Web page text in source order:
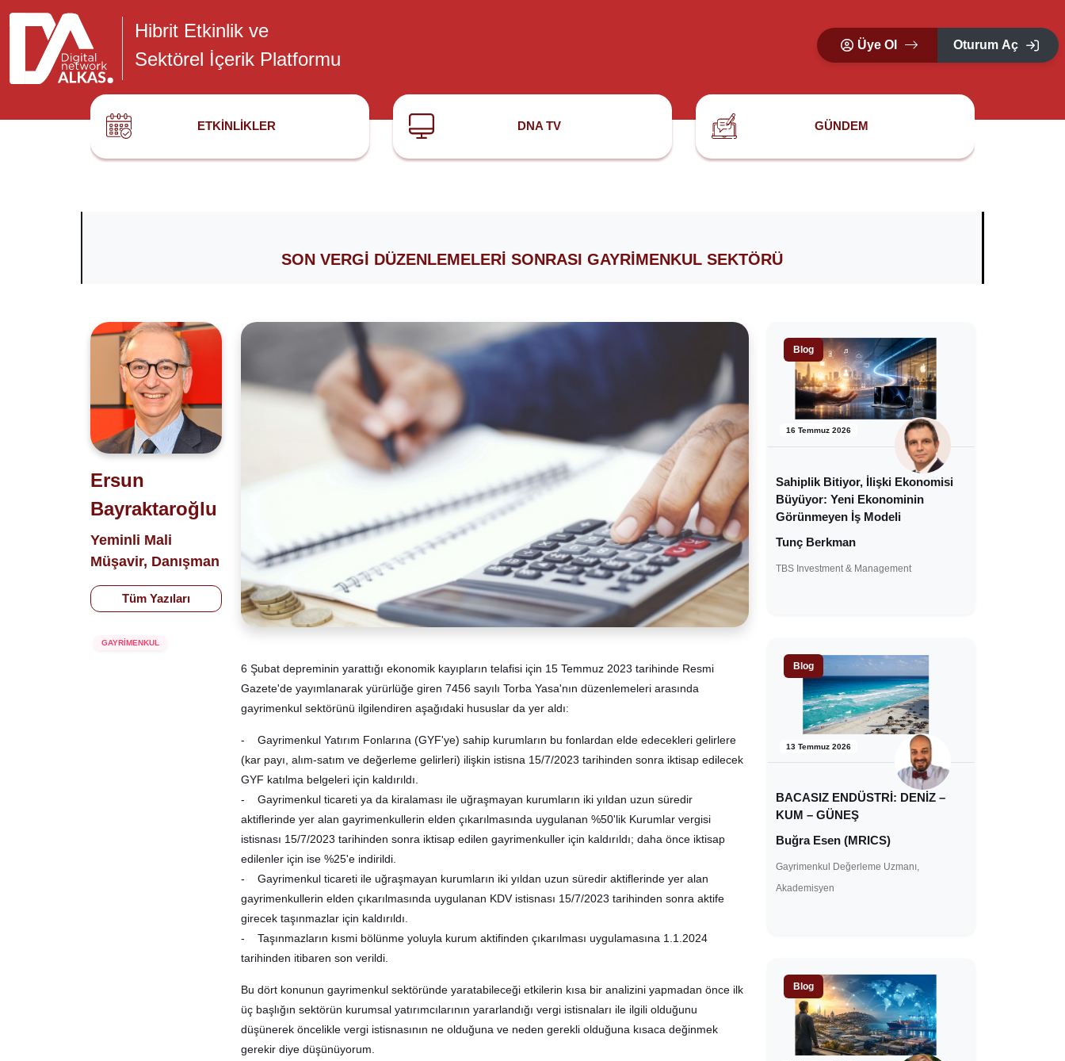
Hibrit Etkinlik ve
Sektörel İçerik Platformu
Üye Ol Oturum Aç
ETKINLIKLER DNA TV GÜNDEM
SON VERGI DÜZENLEMELERI SONRASI GAYRIMENKUL SEKTÖRÜ
Ersun
Bayraktaroğlu
Yeminli Mali
Müşavir, Danışman
Tüm Yazıları
GAYRİMENKUL
6 Şubat depreminin yarattığı ekonomik kayıpların telafisi için 15 Temmuz 2023 tarihinde Resmi
Gazete'de yayımlanarak yürürlüğe giren 7456 sayılı Torba Yasa'nın düzenlemeleri arasında
gayrimenkul sektörünü ilgilendiren aşağıdaki hususlar da yer aldı:
- Gayrimenkul Yatırım Fonlarına (GYF'ye) sahip kurumların bu fonlardan elde edecekleri gelirlere
(kar payı, alım-satım ve değerleme gelirleri) ilişkin istisna 15/7/2023 tarihinden sonra iktisap edilecek
GYF katılma belgeleri için kaldırıldı.
- Gayrimenkul ticareti ya da kiralaması ile uğraşmayan kurumların iki yıldan uzun süredir
aktiflerinde yer alan gayrimenkullerin elden çıkarılmasında uygulanan %50'lik Kurumlar vergisi
istisnası 15/7/2023 tarihinden sonra iktisap edilen gayrimenkuller için kaldırıldı; daha önce iktisap
edilenler için ise %25'e indirildi.
- Gayrimenkul ticareti ile uğraşmayan kurumların iki yıldan uzun süredir aktiflerinde yer alan
gayrimenkullerin elden çıkarılmasında uygulanan KDV istisnası 15/7/2023 tarihinden sonra aktife
girecek taşınmazlar için kaldırıldı.
- Taşınmazların kısmi bölünme yoluyla kurum aktifinden çıkarılması uygulamasına 1.1.2024
tarihinden itibaren son verildi.
Bu dört konunun gayrimenkul sektöründe yaratabileceği etkilerin kısa bir analizini yapmadan önce ilk
üç başlığın sektörün kurumsal yatırımcılarının yararlandığı vergi istisnaları ile ilgili olduğunu
düşünerek öncelikle vergi istisnasının ne olduğuna ve neden gerekli olduğuna kısaca değinmek
gerekir diye düşünüyorum.
Blog
16 Temmuz 2026
Sahiplik Bitiyor, İlişki Ekonomisi
Büyüyor: Yeni Ekonominin
Görünmeyen İş Modeli
Tunç Berkman
TBS Investment & Management
Blog
13 Temmuz 2026
BACASIZ ENDÜSTRİ: DENİZ –
KUM – GÜNEŞ
Buğra Esen (MRICS)
Gayrimenkul Değerleme Uzmanı,
Akademisyen
Blog